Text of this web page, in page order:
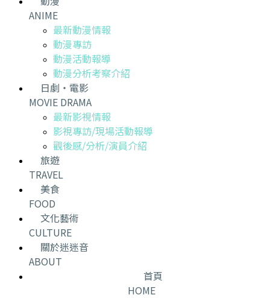
ANIME
最新動漫情報
動漫專訪
動漫活動報導
動漫分析考察介紹
日劇・電影
MOVIE DRAMA
最新影視情報
影視專訪/現場活動報導
觀後感/分析/演員介紹
旅遊
TRAVEL
美食
FOOD
文化藝術
CULTURE
關於迷迷音
ABOUT
首頁
HOME